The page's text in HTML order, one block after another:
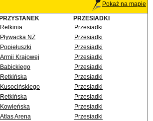
Pokaż na mapie
PRZYSTANEK
PRZESIADKI
Retkinia
Przesiadki
Pływacka NŻ
Przesiadki
Popiełuszki
Przesiadki
Armii Krajowej
Przesiadki
Babickiego
Przesiadki
Retkińska
Przesiadki
Kusocińskiego
Przesiadki
Retkińska
Przesiadki
Kowieńska
Przesiadki
Atlas Arena
Przesiadki